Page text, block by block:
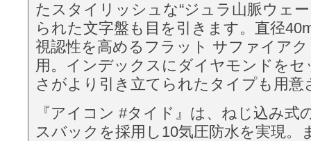
たスタイリッシュな“ジュラ山脈ウェ
られた文字盤も目を引きます。直径
視認性を高めるフラット サファイア
用。インデックスにダイヤモンドをセ
さがより引き立てられたタイプも用意
『アイコン #タイド』は、ねじ込み式
スバックを採用し10気圧防水を実現。